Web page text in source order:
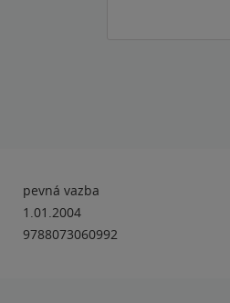
pevná vazba
1.01.2004
9788073060992